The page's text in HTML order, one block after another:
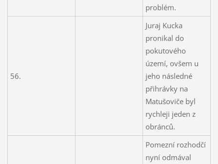
problém.
56.
Juraj Kucka
pronikal do
pokutového
území, ovšem u
jeho následné
přihrávky na
Matušoviče byl
rychleji jeden z
obránců.
Pomezní rozhodčí
nyní odmával